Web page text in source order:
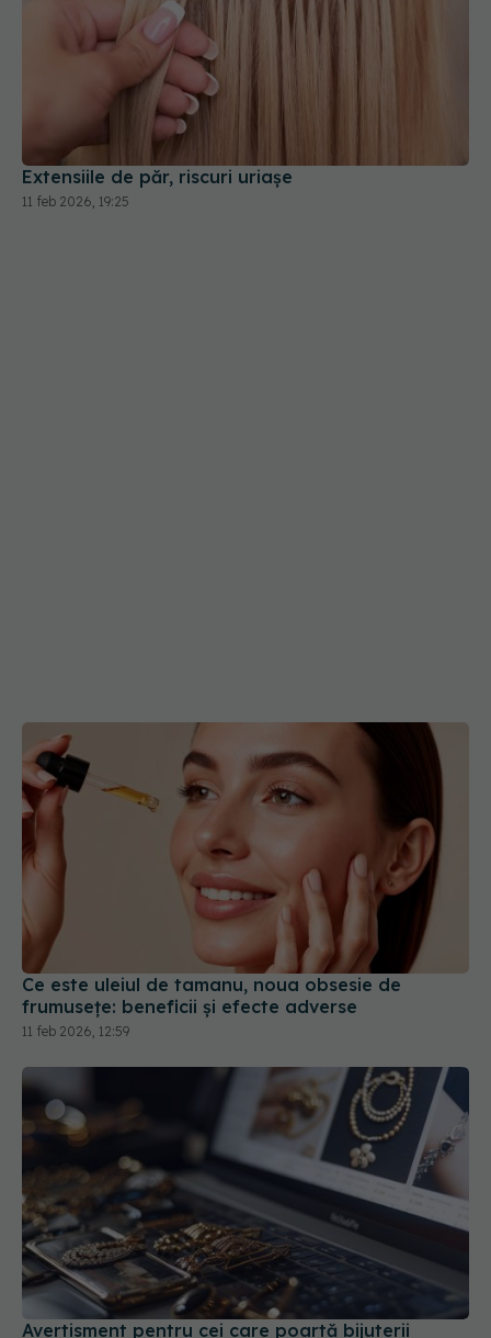
Extensiile de păr, riscuri uriașe
11 feb 2026, 19:25
Ce este uleiul de tamanu, noua obsesie de
frumusețe: beneficii și efecte adverse
11 feb 2026, 12:59
Avertisment pentru cei care poartă bijuterii